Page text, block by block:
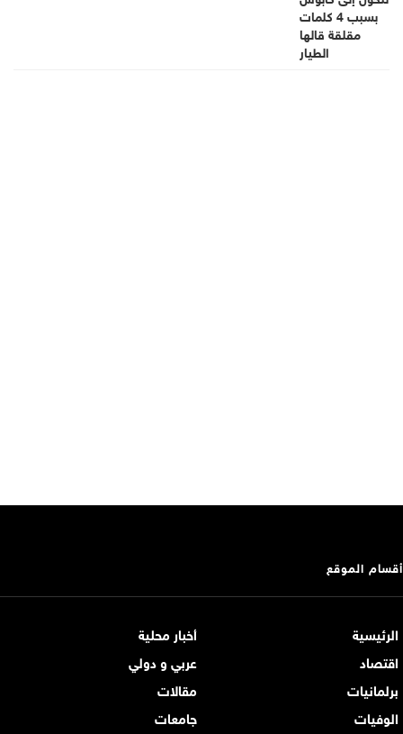
أقسام الموقع
الرئيسية
أخبار محلية
اقتصاد
عربي و دولي
برلمانيات
مقالات
الوفيات
جامعات